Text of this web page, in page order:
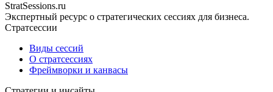
StratSessions.ru
Экспертный ресурс о стратегических сессиях для бизнеса.
Стратсессии
Виды сессий
О стратсессиях
Фреймворки и канвасы